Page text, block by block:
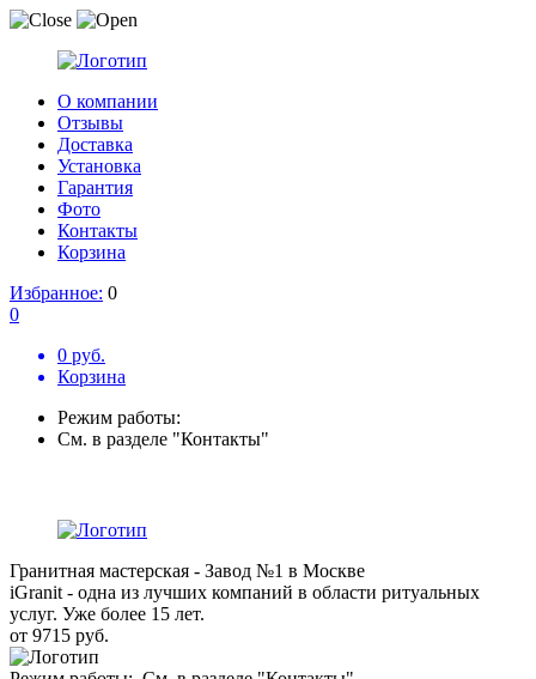
О компании
Отзывы
Доставка
Установка
Гарантия
Фото
Контакты
Корзина
Избранное: 0
0
0 руб.
Корзина
Режим работы:
См. в разделе "Контакты"
Гранитная мастерская - Завод №1 в Москве
iGranit - одна из лучших компаний в области ритуальных
услуг. Уже более 15 лет.
от 9715 руб.